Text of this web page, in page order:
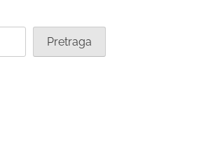
Pretraga